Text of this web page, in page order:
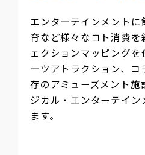
エンターテインメントに
育など様々なコト消費
ェクションマッピング
ーツアトラクション、コ
存のアミューズメント施
ジカル・エンターテイン
ます。